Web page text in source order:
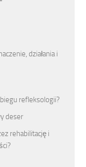
działania i
refleksologii?
deser
rehabilitację i